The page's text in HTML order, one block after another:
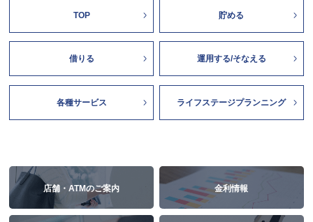
TOP 貯める
借りる 運用する/そなえる
各種サービス ライフステージプランニング
店舗・ATMのご案内 金利情報